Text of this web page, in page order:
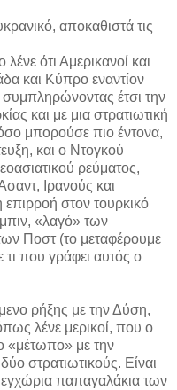
αποκαθιστά τις
ότι Αμερικανοί και
και Κύπρο εναντίον
έτσι την
και με μια στρατιωτική
μπορούσε πιο έντονα,
και ο Ντογκού
ρεύματος,
Ιρανούς και
στον τουρκικό
«λαγό» των
Ποστ (το μεταφέρουμε
που γράφει αυτός ο
ρήξης με την Δύση,
λένε μερικοί, που ο
«μέτωπο» με την
στρατιωτικούς. Είναι
παπαγαλάκια των